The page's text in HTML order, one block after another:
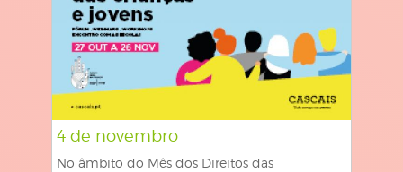
4 de novembro
No âmbito do Mês dos Direitos das